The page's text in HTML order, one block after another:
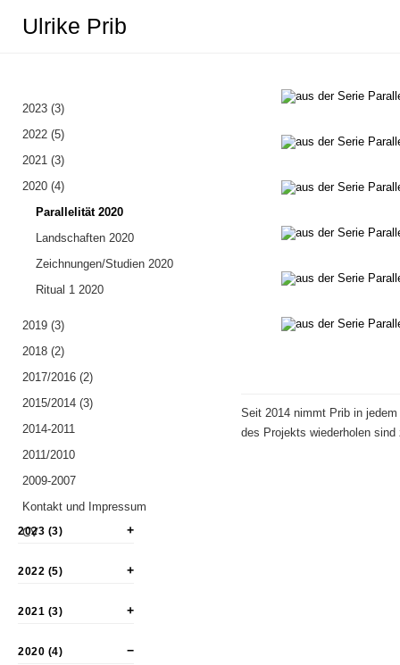
Ulrike Prib
2023 (3)
2022 (5)
2021 (3)
2020 (4)
Parallelität 2020
Landschaften 2020
Zeichnungen/Studien 2020
Ritual 1 2020
2019 (3)
2018 (2)
2017/2016 (2)
2015/2014 (3)
2014-2011
2011/2010
2009-2007
Kontakt und Impressum
CV
Seit 2014 nimmt Prib in
des Projekts wiederholen
2023 (3)
2022 (5)
2021 (3)
2020 (4)